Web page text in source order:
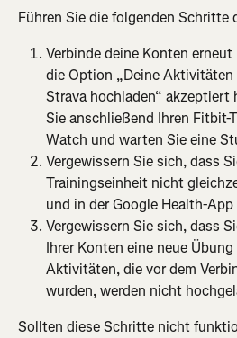
Führen Sie die folgenden Schritte
Verbinde deine Konten
die Option „Deine
Strava hochladen“ akzeptiert
Sie anschließend Ihren Fitbit-
Watch und warten Sie eine
Vergewissern Sie sich, dass
Trainingseinheit nicht
und in der Google Health-
Vergewissern Sie sich, dass
Ihrer Konten eine neue
Aktivitäten, die vor dem
wurden, werden nicht
Sollten diese Schritte nicht